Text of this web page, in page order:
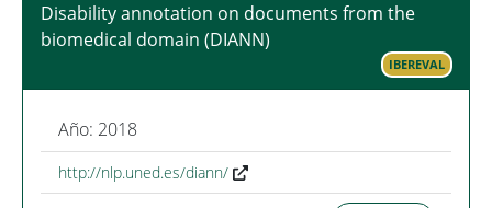
Disability annotation on documents from the
biomedical domain (DIANN)
IBEREVAL
Año: 2018
http://nlp.uned.es/diann/